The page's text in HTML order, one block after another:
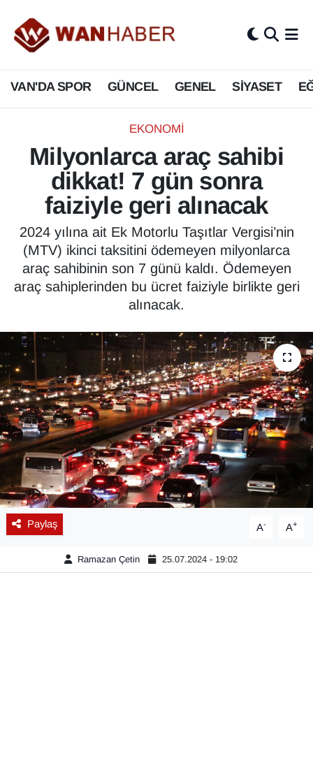
VAN'DA SPOR GÜNCEL GENEL SİYASET
EKONOMİ
Milyonlarca araç sahibi
dikkat! 7 gün sonra
faiziyle geri alınacak
2024 yılına ait Ek Motorlu Taşıtlar Vergisi’nin
(MTV) ikinci taksitini ödemeyen milyonlarca
araç sahibinin son 7 günü kaldı. Ödemeyen
araç sahiplerinden bu ücret faiziyle birlikte geri
alınacak.
Paylaş A- A+
Ramazan Çetin 25.07.2024 - 19:02
3.SAYFA
ASAYİŞ
BİLİM VE TEKNOLOJİ
Biyografi
Bölge Haberleri
ÇEVRE
Deprem
Dernekler, Odalar
Diğer
DÜNYA
EĞİTİM
EKONOMİ
Eleman
Emlak
En çok konuşulanlar
Van Nöbetçi Eczaneler
Van Hava Durumu
Van Namaz Vakitleri
Van Trafik Yoğunluk Haritası
Süper Lig Puan Durumu ve Fikstür
Tüm Manşetler
Son Dakika Haberleri